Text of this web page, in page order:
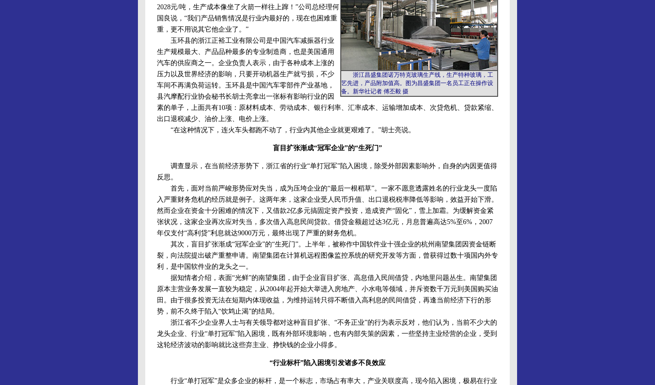
浙江昌盛集团诺万特克玻璃生产线，生产特种玻璃，工
艺先进，产品附加值高。图为昌盛集团一名员工正在操作设
备。新华社记者 傅丕毅 摄
2028元/吨，生产成本像坐了火箭一样往上蹿！”公司总经理何
国良说，“我们产品销售情况是行业内最好的，现在也困难重
重，更不用说其它他企业了。”
玉环县的浙江正裕工业有限公司是中国汽车减振器行业
生产规模最大、产品品种最多的专业制造商，也是美国通用
汽车的供应商之一。企业负责人表示，由于各种成本上涨的
压力以及世界经济的影响，只要开动机器生产就亏损，不少
车间不再满负荷运转。玉环县是中国汽车零部件产业基地，
县汽摩配行业协会秘书长胡士亮拿出一张标有影响行业的因
素的单子，上面共有10项：原材料成本、劳动成本、银行利率、汇率成本、运输增加成本、次贷危机、贷款紧缩、
出口退税减少、油价上涨、电价上涨。
“在这种情况下，连火车头都跑不动了，行业内其他企业就更艰难了。”胡士亮说。
盲目扩张渐成“冠军企业”的“生死门”
调查显示，在当前经济形势下，浙江省的行业“单打冠军”陷入困境，除受外部因素影响外，自身的内因更值得
反思。
首先，面对当前严峻形势应对失当，成为压垮企业的“最后一根稻草”。一家不愿意透露姓名的行业龙头一度陷
入严重财务危机的经历就是例子。这两年来，这家企业受人民币升值、出口退税税率降低等影响，效益开始下滑。
然而企业在资金十分困难的情况下，又借款2亿多元搞固定资产投资，造成资产“固化”，雪上加霜。为缓解资金紧
张状况，这家企业再次应对失当，多次借入高息民间贷款。借贷金额超过达3亿元，月息普遍高达5%至6%，2007
年仅支付“高利贷”利息就达9000万元，最终出现了严重的财务危机。
其次，盲目扩张渐成“冠军企业”的“生死门”。上半年，被称作中国软件业十强企业的杭州南望集团因资金链断
裂，向法院提出破产重整申请。南望集团在计算机远程图像监控系统的研究开发等方面，曾获得过数十项国内外专
利，是中国软件业的龙头之一。
据知情者介绍，表面“光鲜”的南望集团，由于企业盲目扩张、高息借入民间借贷，内地里问题丛生。南望集团
原本主营业务发展一直较为稳定，从2004年起开始大举进入房地产、小水电等领域，并斥资数千万元到美国购买油
田。由于很多投资无法在短期内体现收益，为维持运转只得不断借入高利息的民间借贷，再逢当前经济下行的形
势，前不久终于陷入“饮鸩止渴”的结局。
浙江省不少企业界人士与有关领导都对这种盲目扩张、“不务正业”的行为表示反对，他们认为，当前不少大的
龙头企业、行业“单打冠军”陷入困境，既有外部环境影响，也有内部失策的因素，一些坚持主业经营的企业，受到
这轮经济波动的影响就比这些弃主业、挣快钱的企业小得多。
“行业标杆”陷入困境引发诸多不良效应
行业“单打冠军”是众多企业的标杆，是一个标志，市场占有率大，产业关联度高，现今陷入困境，极易在行业